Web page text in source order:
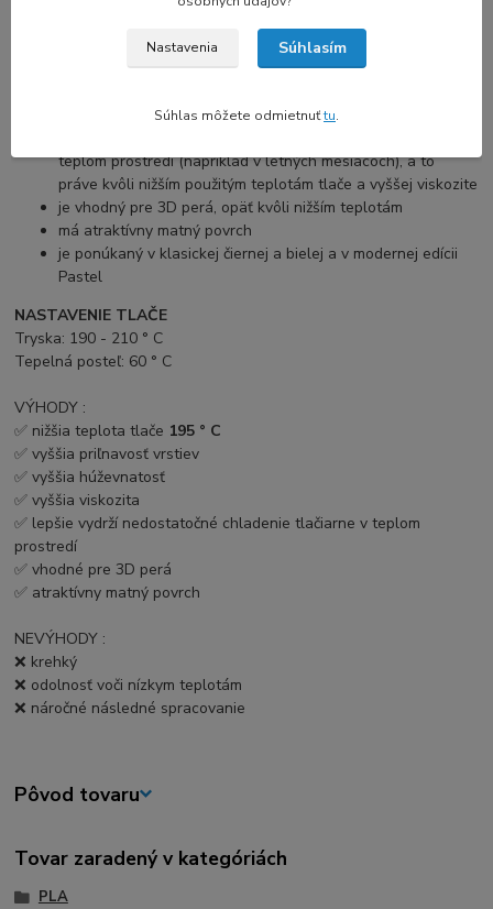
vyššia priľnavosť vrstiev a rázová húževnatosť - tj. že
vyššia viskozita = neupcháva trysku
teplom prostredí (napríklad v letných mesiacoch), a to
práve kvôli nižším použitým teplotám tlače a vyššej viskozite
je vhodný pre 3D perá, opäť kvôli nižším teplotám
má atraktívny matný povrch
je ponúkaný v klasickej čiernej a bielej a v modernej edícii
Pastel
NASTAVENIE TLAČE
Tryska: 190 - 210 ° C
Tepelná posteľ: 60 ° C
VÝHODY :
✅ nižšia teplota tlače 195 ° C
✅ vyššia priľnavosť vrstiev
✅ vyššia húževnatosť
✅ vyššia viskozita
✅ lepšie vydrží nedostatočné chladenie tlačiarne v teplom
prostredí
✅ vhodné pre 3D perá
✅ atraktívny matný povrch
NEVÝHODY :
❌ krehký
❌ odolnosť voči nízkym teplotám
❌ náročné následné spracovanie
Pôvod tovaru
Tovar zaradený v kategóriách
PLA
Nastavenia Súhlasím
Súhlas môžete odmietnuťtu.